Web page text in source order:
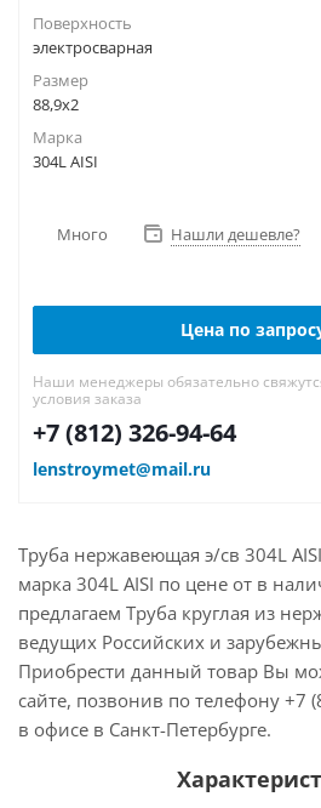
Поверхность
электросварная
Размер
88,9х2
Марка
304L AISI
Много Нашли дешевле?
Цена по
Наши менеджеры обязательно
условия заказа
+7 (812) 326-94-64
lenstroymet@mail.ru
Труба нержавеющая э/св 304L
марка 304L AISI по цене от в
предлагаем Труба круглая из
ведущих Российских и
Приобрести данный товар Вы
сайте, позвонив по телефону +7
в офисе в Санкт-Петербурге.